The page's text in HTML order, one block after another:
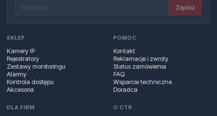
Zapisz
SKLEP
Kamery IP
Rejestratory
Zestawy monitoringu
Alarmy
Kontrola dostępu
Akcesoria
POMOC
Kontakt
Reklamacje i zwroty
Status zamówienia
FAQ
Wsparcie techniczne
Doradca
DLA FIRM O CTR